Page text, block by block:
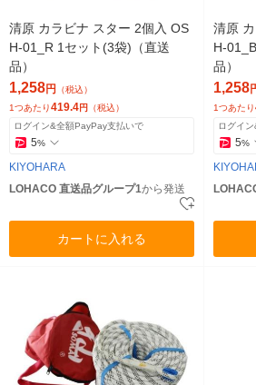
清原 カラビナ スター 2個入 OS
H-01_R 1セット(3袋)（直送
品）
1,258円
（税込）
1つあたり419.4円 （税込）
ログイン&全額PayPay支払いで
5%
KIYOHARA
LOHACO 直送品グループ1から発送
カートに入れる
清原
H-
品）
1,258
1つあたり
ログイ
5%